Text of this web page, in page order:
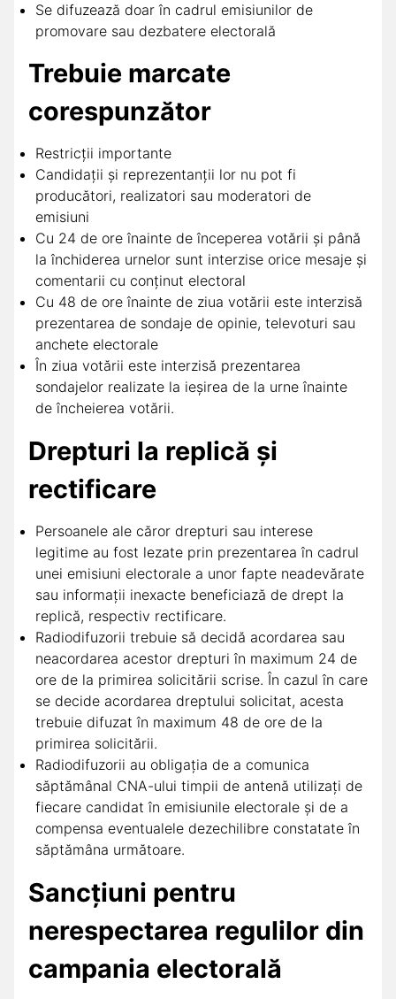
Se difuzează doar în cadrul emisiunilor de
promovare sau dezbatere electorală
Trebuie marcate
corespunzător
Restricții importante
Candidații și reprezentanții lor nu pot fi
producători, realizatori sau moderatori de
emisiuni
Cu 24 de ore înainte de începerea votării și până
la închiderea urnelor sunt interzise orice mesaje și
comentarii cu conținut electoral
Cu 48 de ore înainte de ziua votării este interzisă
prezentarea de sondaje de opinie, televoturi sau
anchete electorale
În ziua votării este interzisă prezentarea
sondajelor realizate la ieșirea de la urne înainte
de încheierea votării.
Drepturi la replică și
rectificare
Persoanele ale căror drepturi sau interese
legitime au fost lezate prin prezentarea în cadrul
unei emisiuni electorale a unor fapte neadevărate
sau informații inexacte beneficiază de drept la
replică, respectiv rectificare.
Radiodifuzorii trebuie să decidă acordarea sau
neacordarea acestor drepturi în maximum 24 de
ore de la primirea solicitării scrise. În cazul în care
se decide acordarea dreptului solicitat, acesta
trebuie difuzat în maximum 48 de ore de la
primirea solicitării.
Radiodifuzorii au obligația de a comunica
săptămânal CNA-ului timpii de antenă utilizați de
fiecare candidat în emisiunile electorale și de a
compensa eventualele dezechilibre constatate în
săptămâna următoare.
Sancțiuni pentru
nerespectarea regulilor din
campania electorală